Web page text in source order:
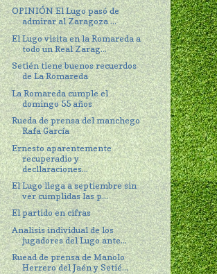
OPINIÓN El Lugo pasó de
admirar al Zaragoza ...
El Lugo visita en la Romareda a
todo un Real Zarag...
Setién tiene buenos recuerdos
de La Romareda
La Romareda cumple el
domingo 55 años
Rueda de prensa del manchego
Rafa García
Ernesto aparentemente
recuperadio y
decllaraciones...
El Lugo llega a septiembre sin
ver cumplidas las p...
El partido en cifras
Analisis individual de los
jugadores del Lugo ante...
Ruead de prensa de Manolo
Herrero del Jaén y Setié...